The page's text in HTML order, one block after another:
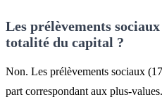
Les prélèvements
totalité du capital ?
Non. Les prélèvements sociaux
part correspondant aux plus-